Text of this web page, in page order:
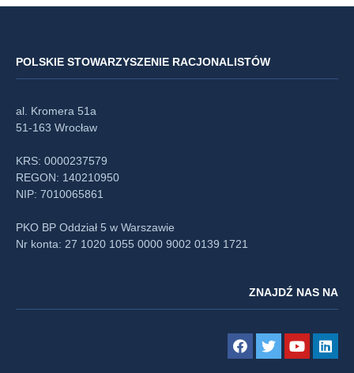
POLSKIE STOWARZYSZENIE RACJONALISTÓW
al. Kromera 51a
51-163 Wrocław
KRS: 0000237579
REGON: 140210950
NIP: 7010065861
PKO BP Oddział 5 w Warszawie
Nr konta: 27 1020 1055 0000 9002 0139 1721
ZNAJDŹ NAS NA